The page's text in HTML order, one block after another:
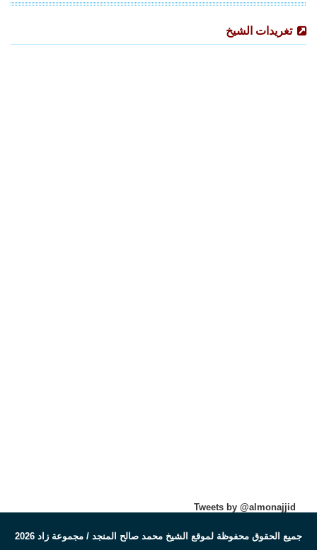
تغريدات الشيخ
Tweets by @almonajjid
جميع الحقوق محفوظة لموقع الشيخ محمد صالح المنجد / مجموعة زاد 2026